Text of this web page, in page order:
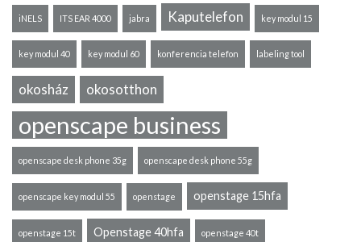
iNELS ITS EAR 4000 jabra Kaputelefon key modul 15
key modul 40 key modul 60 konferencia telefon labeling tool
okosház okosotthon
openscape business
openscape desk phone 35g openscape desk phone 55g
openscape key modul 55 openstage openstage 15hfa
openstage 15t Openstage 40hfa openstage 40t